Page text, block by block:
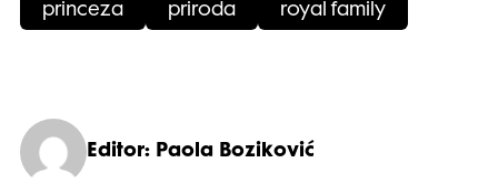
princeza priroda royal family
Editor: Paola Boziković